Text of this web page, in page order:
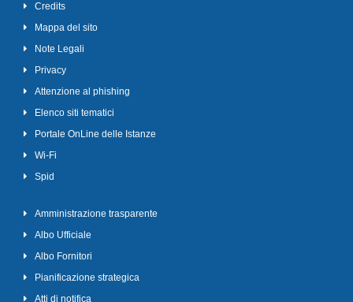
Credits
Mappa del sito
Note Legali
Privacy
Attenzione al phishing
Elenco siti tematici
Portale OnLine delle Istanze
Wi-Fi
Spid
Amministrazione trasparente
Albo Ufficiale
Albo Fornitori
Pianificazione strategica
Atti di notifica